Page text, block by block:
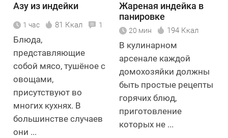
Азу из индейки
1 час 81 Ккал 1
Блюда,
представляющие
собой мясо, тушёное с
овощами,
присутствуют во
многих кухнях. В
большинстве случаев
они ...
Жареная индейка в
панировке
20 мин 194 Ккал
В кулинарном
арсенале каждой
домохозяйки должны
быть простые рецепты
горячих блюд,
приготовление
которых не ...